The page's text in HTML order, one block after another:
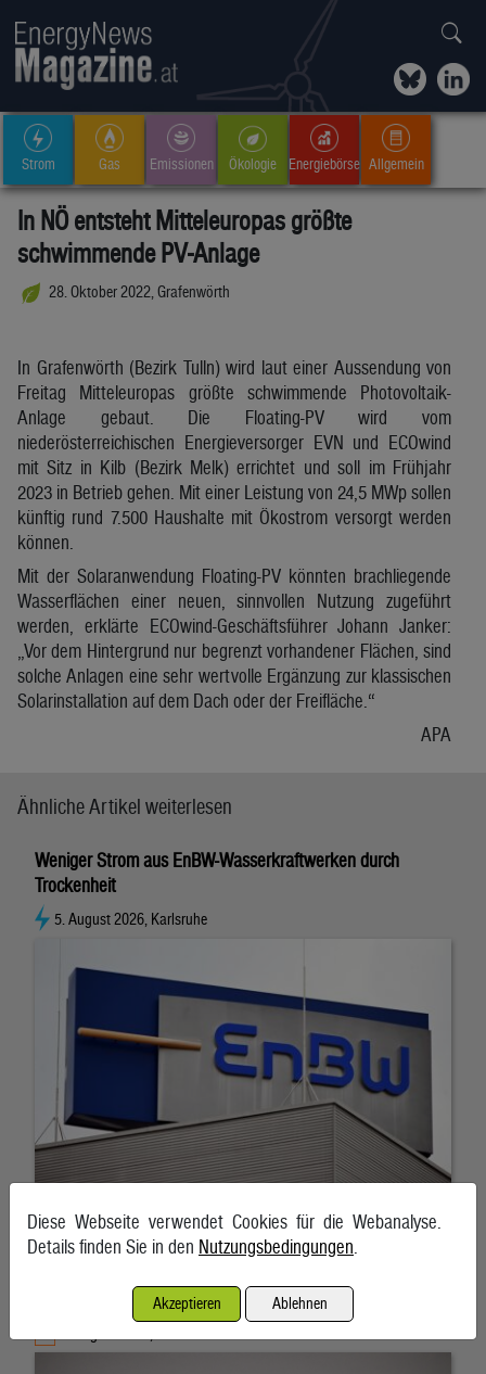
Strom Gas Emissionen Ökologie Energiebörse Allgemein
In NÖ entsteht Mitteleuropas größte
schwimmende PV-Anlage
28. Oktober 2022, Grafenwörth
In Grafenwörth (Bezirk Tulln) wird laut einer Aussendung von
Freitag Mitteleuropas größte schwimmende Photovoltaik-
Anlage gebaut. Die Floating-PV wird vom
niederösterreichischen Energieversorger EVN und ECOwind
mit Sitz in Kilb (Bezirk Melk) errichtet und soll im Frühjahr
2023 in Betrieb gehen. Mit einer Leistung von 24,5 MWp sollen
künftig rund 7.500 Haushalte mit Ökostrom versorgt werden
können.
Mit der Solaranwendung Floating-PV könnten brachliegende
Wasserflächen einer neuen, sinnvollen Nutzung zugeführt
werden, erklärte ECOwind-Geschäftsführer Johann Janker:
„Vor dem Hintergrund nur begrenzt vorhandener Flächen, sind
solche Anlagen eine sehr wertvolle Ergänzung zur klassischen
Solarinstallation auf dem Dach oder der Freifläche.“
APA
Ähnliche Artikel weiterlesen
Weniger Strom aus EnBW-Wasserkraftwerken durch
Trockenheit
5. August 2026, Karlsruhe
Diese Webseite verwendet Cookies für die Webanalyse.
Details finden Sie in den Nutzungsbedingungen.
Akzeptieren Ablehnen